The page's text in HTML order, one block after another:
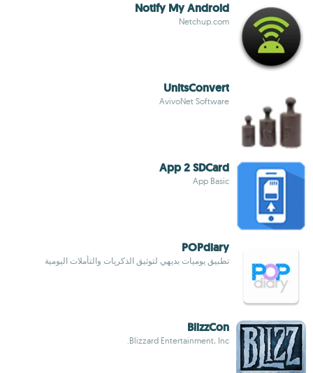
Notify My Android
Netchup.com
UnitsConvert
AvivoNet Software
App 2 SDCard
App Basic
POPdiary
تطبيق يوميات بديهي لتوثيق الذكريات والتأملات اليومية
BlizzCon
Blizzard Entertainment, Inc.